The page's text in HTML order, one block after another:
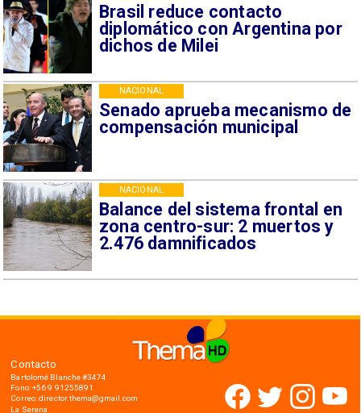
Brasil reduce contacto
diplomático con Argentina por
dichos de Milei
Senado aprueba mecanismo de
compensación municipal
NACIONAL
Balance del sistema frontal en
zona centro-sur: 2 muertos y
2.476 damnificados
NACIONAL
Contacto
Bartolomé Blanche #3474
Fono: +56 9 91255891
Correo: director.thema@gmail.com
La Serena